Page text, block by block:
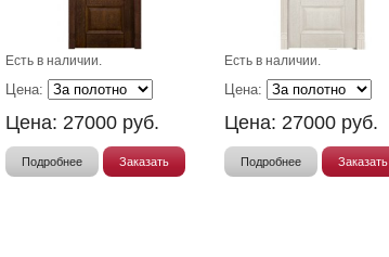
Есть в наличии.
Цена:
Цена: 27000 руб.
Подробнее Заказать
Есть в наличии.
Цена:
Цена: 27000 руб.
Подробнее Заказать